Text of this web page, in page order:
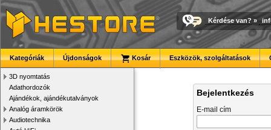
Kérdése van? »
Kategóriák Újdonságok Kosár Eszközök, szolgáltatások
3D nyomtatás
Adathordozók
Ajándékok, ajándékutalványok
Analóg áramkörök
Audiotechnika
Bejelentkezés
E-mail cím